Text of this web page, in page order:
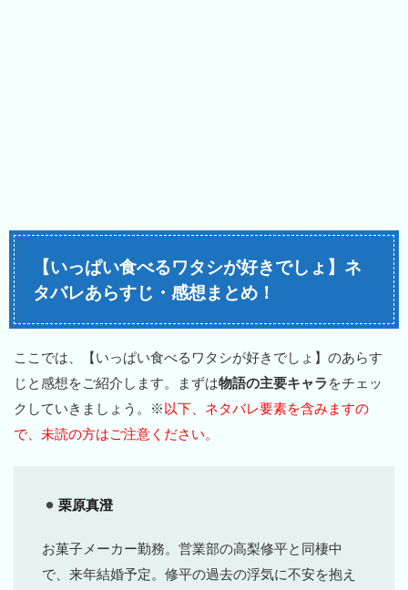
【いっぱい食べるワタシが好きでしょ】ネ
タバレあらすじ・感想まとめ！
ここでは、【いっぱい食べるワタシが好きでしょ】のあらす
じと感想をご紹介します。まずは物語の主要キャラをチェッ
クしていきましょう。※ 以下、ネタバレ要素を含みますの
で、未読の方はご注意ください。
栗原真澄
お菓子メーカー勤務。営業部の高梨修平と同棲中
で、来年結婚予定。修平の過去の浮気に不安を抱え